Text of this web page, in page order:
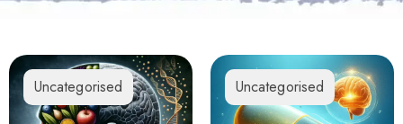
Uncategorised Uncategorised